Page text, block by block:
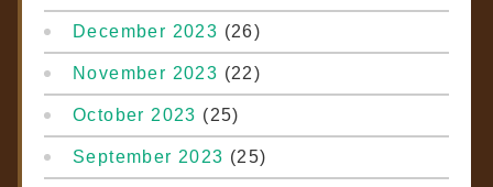
December 2023 (26)
November 2023 (22)
October 2023 (25)
September 2023 (25)